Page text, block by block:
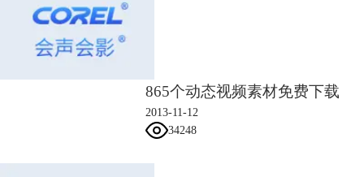
如图5所示，使用GoPro Hero4 黑宽预置后，图片边框处的黑边减少，同
时也修正了小狗的变形。
865个动态视频素材免费下载
2013-11-12
34248